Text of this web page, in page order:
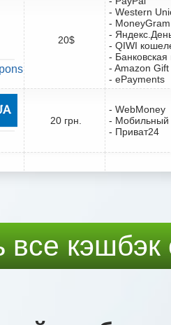
20$
- Western
- MoneyGram
-
- QIWI
-
- Amazon
- ePayments
20 грн.
- WebMoney
- Мобильный
- Приват24
все